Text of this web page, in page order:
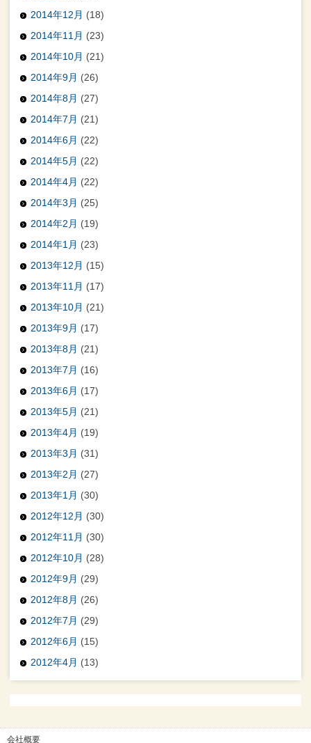
2014年12月 (18)
2014年11月 (23)
2014年10月 (21)
2014年9月 (26)
2014年8月 (27)
2014年7月 (21)
2014年6月 (22)
2014年5月 (22)
2014年4月 (22)
2014年3月 (25)
2014年2月 (19)
2014年1月 (23)
2013年12月 (15)
2013年11月 (17)
2013年10月 (21)
2013年9月 (17)
2013年8月 (21)
2013年7月 (16)
2013年6月 (17)
2013年5月 (21)
2013年4月 (19)
2013年3月 (31)
2013年2月 (27)
2013年1月 (30)
2012年12月 (30)
2012年11月 (30)
2012年10月 (28)
2012年9月 (29)
2012年8月 (26)
2012年7月 (29)
2012年6月 (15)
2012年4月 (13)
会社概要